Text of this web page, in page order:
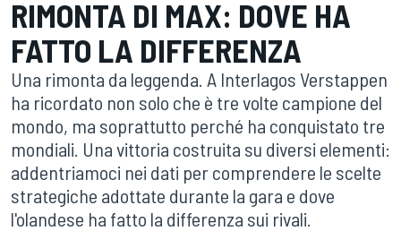
RIMONTA DI MAX: DOVE HA
FATTO LA DIFFERENZA
Una rimonta da leggenda. A Interlagos Verstappen
ha ricordato non solo che è tre volte campione del
mondo, ma soprattutto perché ha conquistato tre
mondiali. Una vittoria costruita su diversi elementi:
addentriamoci nei dati per comprendere le scelte
strategiche adottate durante la gara e dove
l'olandese ha fatto la differenza sui rivali.